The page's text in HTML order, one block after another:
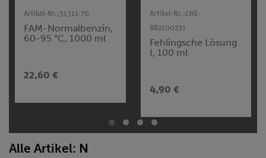
Artikel-Nr.:31311-70
FAM-Normalbenzin,
60-95 °C, 1000 ml
22,60 €
Artikel-Nr.:CHE-
882100231
Fehlingsche Lösung
I, 100 ml
4,90 €
Alle Artikel: N